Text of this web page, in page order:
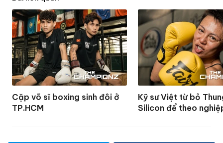
Cặp võ sĩ boxing sinh đôi ở
TP.HCM
Kỹ sư Việt từ bỏ
Silicon để theo